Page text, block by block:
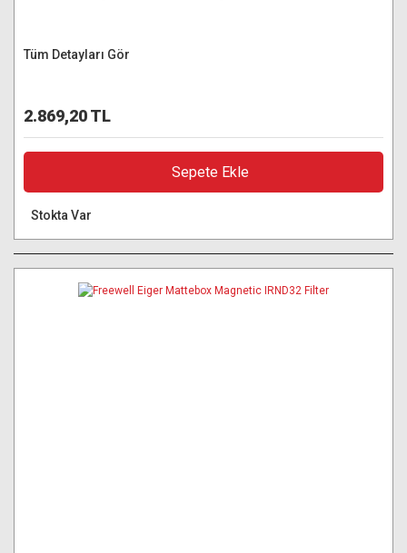
Tüm Detayları Gör
2.869,20 TL
Sepete Ekle
Stokta Var